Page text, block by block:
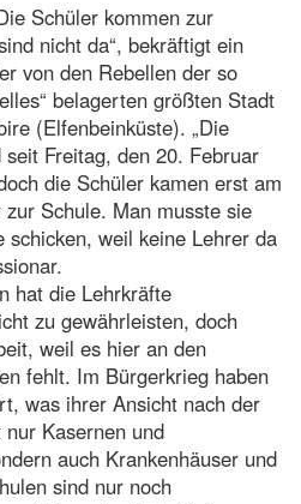
Schüler kommen zur
nicht da“, bekräftigt ein
von den Rebellen der so
belagerten größten Stadt
(Elfenbeinküste). „Die
Freitag, den 20. Februar
die Schüler kamen erst am
Schule. Man musste sie
schicken, weil keine Lehrer da
hat die Lehrkräfte
zu gewährleisten, doch
weil es hier an den
fehlt. Im Bürgerkrieg haben
was ihrer Ansicht nach der
Kasernen und
auch Krankenhäuser und
sind nur noch